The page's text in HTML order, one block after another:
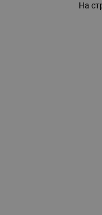
На